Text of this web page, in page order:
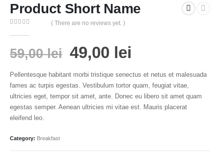
Product Short Name
( There are no reviews yet. )
59,00lei 49,00 lei
Pellentesque habitant morbi tristique senectus et netus et malesuada
fames ac turpis egestas. Vestibulum tortor quam, feugiat vitae,
ultricies eget, tempor sit amet, ante. Donec eu libero sit amet quam
egestas semper. Aenean ultricies mi vitae est. Mauris placerat
eleifend leo.
Category: Breakfast